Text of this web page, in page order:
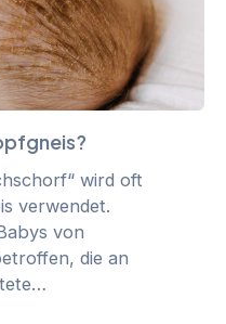
wird oft
verwendet.
von
die an